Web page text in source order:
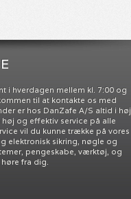
i hverdagen mellem kl. 7:00 og
til at kontakte os med
er hos DanZafe A/S altid i høj
og effektiv service på alle
vil du kunne trække på vores
elektronisk sikring, nøgle og
pengeskabe, værktøj, og
fra dig.